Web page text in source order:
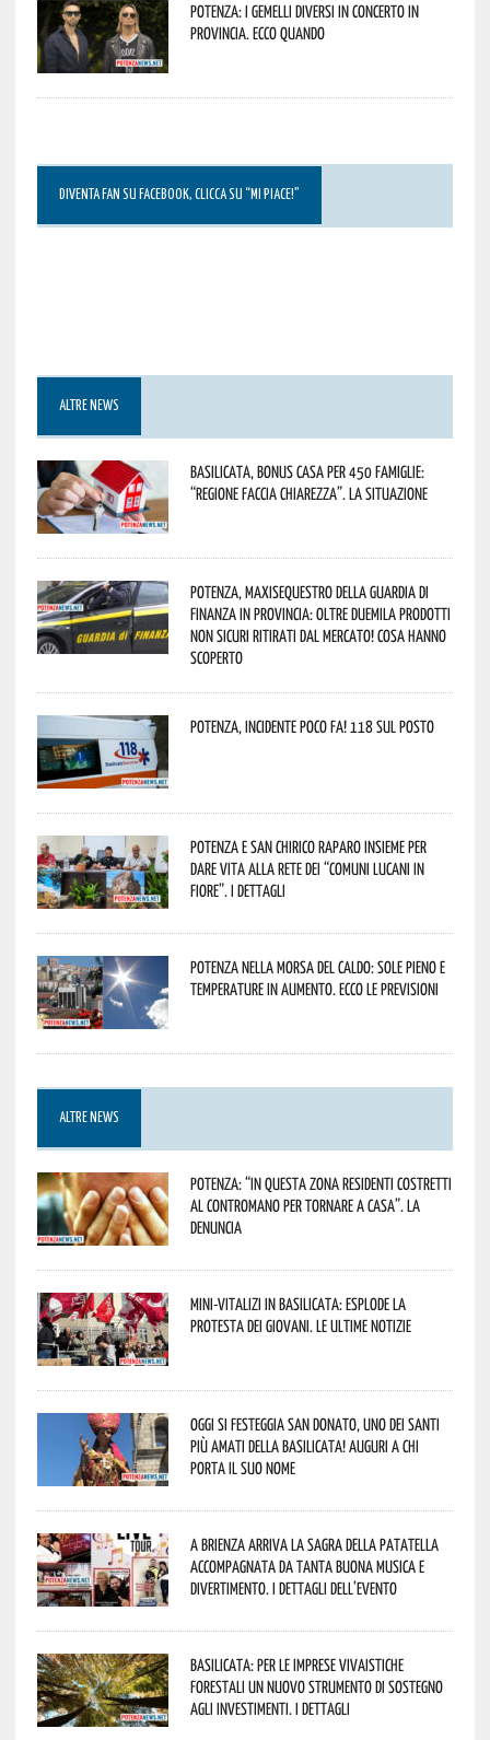
Potenza: i Gemelli DiVersi in concerto in
provincia. Ecco quando
DIVENTA FAN SU FACEBOOK, CLICCA SU “MI PIACE!”
ALTRE NEWS
Basilicata, Bonus casa per 450 famiglie:
“Regione faccia chiarezza”. La situazione
Potenza, maxisequestro della Guardia di
Finanza in provincia: oltre duemila prodotti
non sicuri ritirati dal mercato! Cosa hanno
scoperto
Potenza, incidente poco fa! 118 sul posto
Potenza e San Chirico Raparo insieme per
dare vita alla rete dei “Comuni Lucani in
Fiore”. I dettagli
Potenza nella morsa del caldo: sole pieno e
temperature in aumento. Ecco le previsioni
ALTRE NEWS
Potenza: “In questa zona residenti costretti
al contromano per tornare a casa”. La
denuncia
Mini-vitalizi in Basilicata: esplode la
protesta dei giovani. Le ultime notizie
Oggi si festeggia San Donato, uno dei Santi
più amati della Basilicata! Auguri a chi
porta il suo nome
A Brienza arriva la Sagra della Patatella
accompagnata da tanta buona musica e
divertimento. I dettagli dell’evento
Basilicata: per le imprese vivaistiche
forestali un nuovo strumento di sostegno
agli investimenti. I dettagli